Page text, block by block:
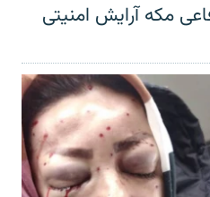
مکه آرایش امنیتی